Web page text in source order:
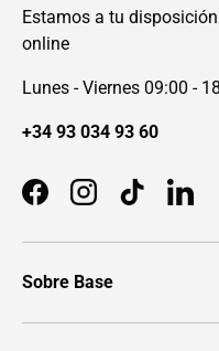
Estamos a tu
online
Lunes - Viernes 09:00 -
+34 93 034 93 60
FacebookInstagramTikTok
Sobre Base